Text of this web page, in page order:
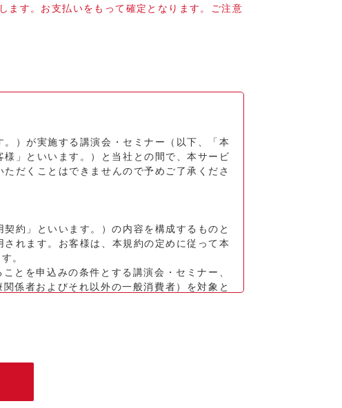
ます。お支払いをもって確定となります。ご注意
）が実施する講演会・セミナー（以下、「本
」といいます。）と当社との間で、本サービ
だくことはできませんので予めご了承くださ
約」といいます。）の内容を構成するものと
れます。お客様は、本規約の定めに従って本
。
とを申込みの条件とする講演会・セミナー、
係者およびそれ以外の一般消費者）を対象と
される個人情報保護方針およびウェブサイト
たときに、本セミナー等利用契約が成立する